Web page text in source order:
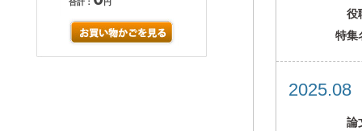
合計： 円
役
特集
論